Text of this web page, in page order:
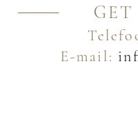
E-mail: